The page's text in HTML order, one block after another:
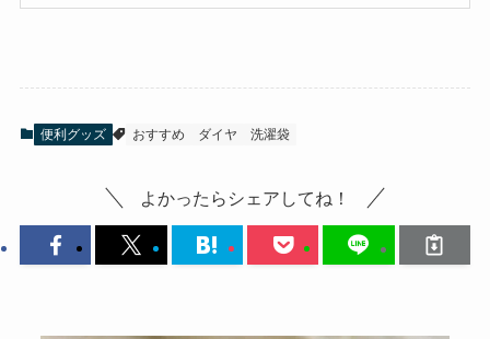
便利グッズ おすすめ ダイヤ 洗濯袋
よかったらシェアしてね！